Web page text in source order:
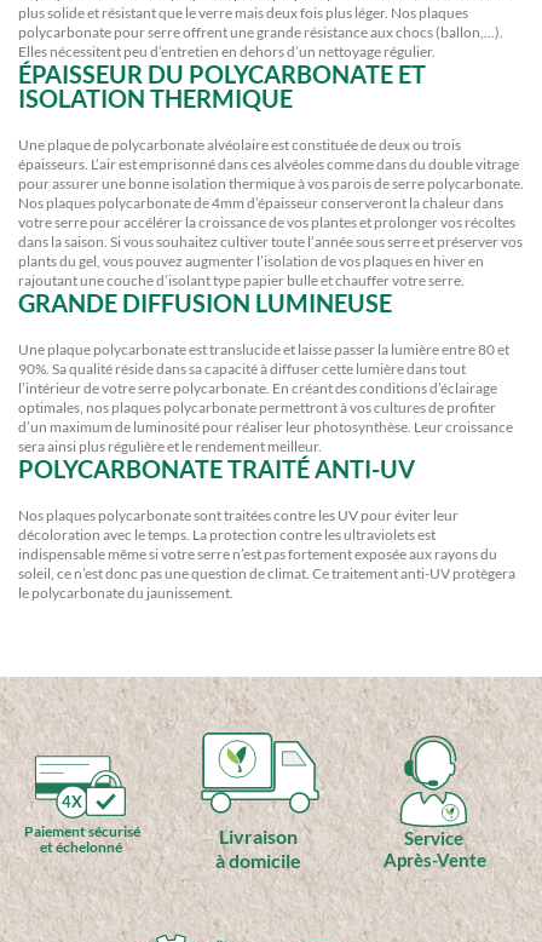
plus solide et résistant que le verre mais deux fois plus léger. Nos plaques
polycarbonate pour serre offrent une grande résistance aux chocs (ballon,...).
Elles nécessitent peu d’entretien en dehors d’un nettoyage régulier.
ÉPAISSEUR DU POLYCARBONATE ET
ISOLATION THERMIQUE
Une plaque de polycarbonate alvéolaire est constituée de deux ou trois
épaisseurs. L’air est emprisonné dans ces alvéoles comme dans du double vitrage
pour assurer une bonne isolation thermique à vos parois de serre polycarbonate.
Nos plaques polycarbonate de 4mm d’épaisseur conserveront la chaleur dans
votre serre pour accélérer la croissance de vos plantes et prolonger vos récoltes
dans la saison. Si vous souhaitez cultiver toute l’année sous serre et préserver vos
plants du gel, vous pouvez augmenter l’isolation de vos plaques en hiver en
rajoutant une couche d’isolant type papier bulle et chauffer votre serre.
GRANDE DIFFUSION LUMINEUSE
Une plaque polycarbonate est translucide et laisse passer la lumière entre 80 et
90%. Sa qualité réside dans sa capacité à diffuser cette lumière dans tout
l’intérieur de votre serre polycarbonate. En créant des conditions d’éclairage
optimales, nos plaques polycarbonate permettront à vos cultures de profiter
d’un maximum de luminosité pour réaliser leur photosynthèse. Leur croissance
sera ainsi plus régulière et le rendement meilleur.
POLYCARBONATE TRAITÉ ANTI-UV
Nos plaques polycarbonate sont traitées contre les UV pour éviter leur
décoloration avec le temps. La protection contre les ultraviolets est
indispensable même si votre serre n’est pas fortement exposée aux rayons du
soleil, ce n’est donc pas une question de climat. Ce traitement anti-UV protègera
le polycarbonate du jaunissement.
4X
Paiement sécurisé
et échelonné
Livraison
à domicile
Service
Après-Vente